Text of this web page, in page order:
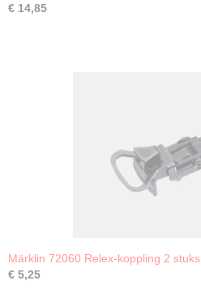
€ 14,85
Märklin 72060 Relex-koppling 2 stuks
€ 5,25